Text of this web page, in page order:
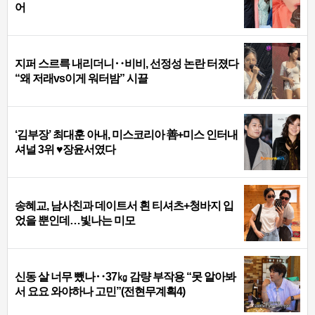
어
지퍼 스르륵 내리더니‥비비, 선정성 논란 터졌다
“왜 저래vs이게 워터밤” 시끌
‘김부장’ 최대훈 아내, 미스코리아 善+미스 인터내
셔널 3위 ♥장윤서였다
송혜교, 남사친과 데이트서 흰 티셔츠+청바지 입
었을 뿐인데…빛나는 미모
신동 살 너무 뺐나‥37㎏ 감량 부작용 “못 알아봐
서 요요 와야하나 고민”(전현무계획4)